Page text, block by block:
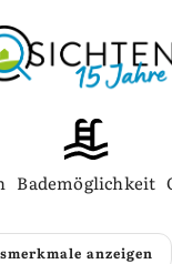
Bademöglichkeit
anzeigen